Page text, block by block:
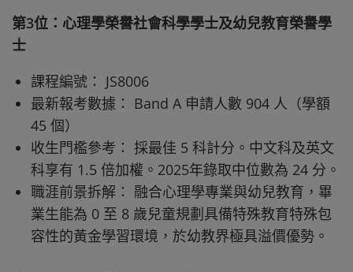
第3位：心理學榮譽社會科學學士及幼兒教育榮譽學
士
課程編號： JS8006
最新報考數據： Band A 申請人數 904 人（學額
45 個）
收生門檻參考： 採最佳 5 科計分。中文科及英文
科享有 1.5 倍加權。2025年錄取中位數為 24 分。
職涯前景拆解： 融合心理學專業與幼兒教育，畢
業生能為 0 至 8 歲兒童規劃具備特殊教育特殊包
容性的黃金學習環境，於幼教界極具溢價優勢。